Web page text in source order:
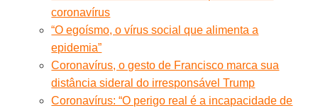
coronavírus
“O egoísmo, o vírus social que alimenta a
epidemia”
Coronavírus, o gesto de Francisco marca sua
distância sideral do irresponsável Trump
Coronavírus: “O perigo real é a incapacidade de